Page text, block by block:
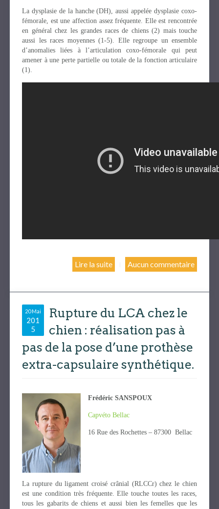
La dysplasie de la hanche (DH), aussi appelée dysplasie coxo-
fémorale, est une affection assez fréquente. Elle est rencontrée
en général chez les grandes races de chiens (2) mais touche
aussi les races moyennes (1-5). Elle regroupe un ensemble
d’anomalies liées à l’articulation coxo-fémorale qui peut
amener à une perte partielle ou totale de la fonction articulaire
(1).
Lire la suite Aucun commentaire
20 Mai
201
5
Rupture du LCA chez le
chien : réalisation pas à
pas de la pose d’une prothèse
extra-capsulaire synthétique.
Frédéric SANSPOUX
Capvéto Bellac
16 Rue des Rochettes – 87300 Bellac
La rupture du ligament croisé crânial (RLCCr) chez le chien
est une condition très fréquente. Elle touche toutes les races,
tous les gabarits de chiens et aussi bien les femelles que les